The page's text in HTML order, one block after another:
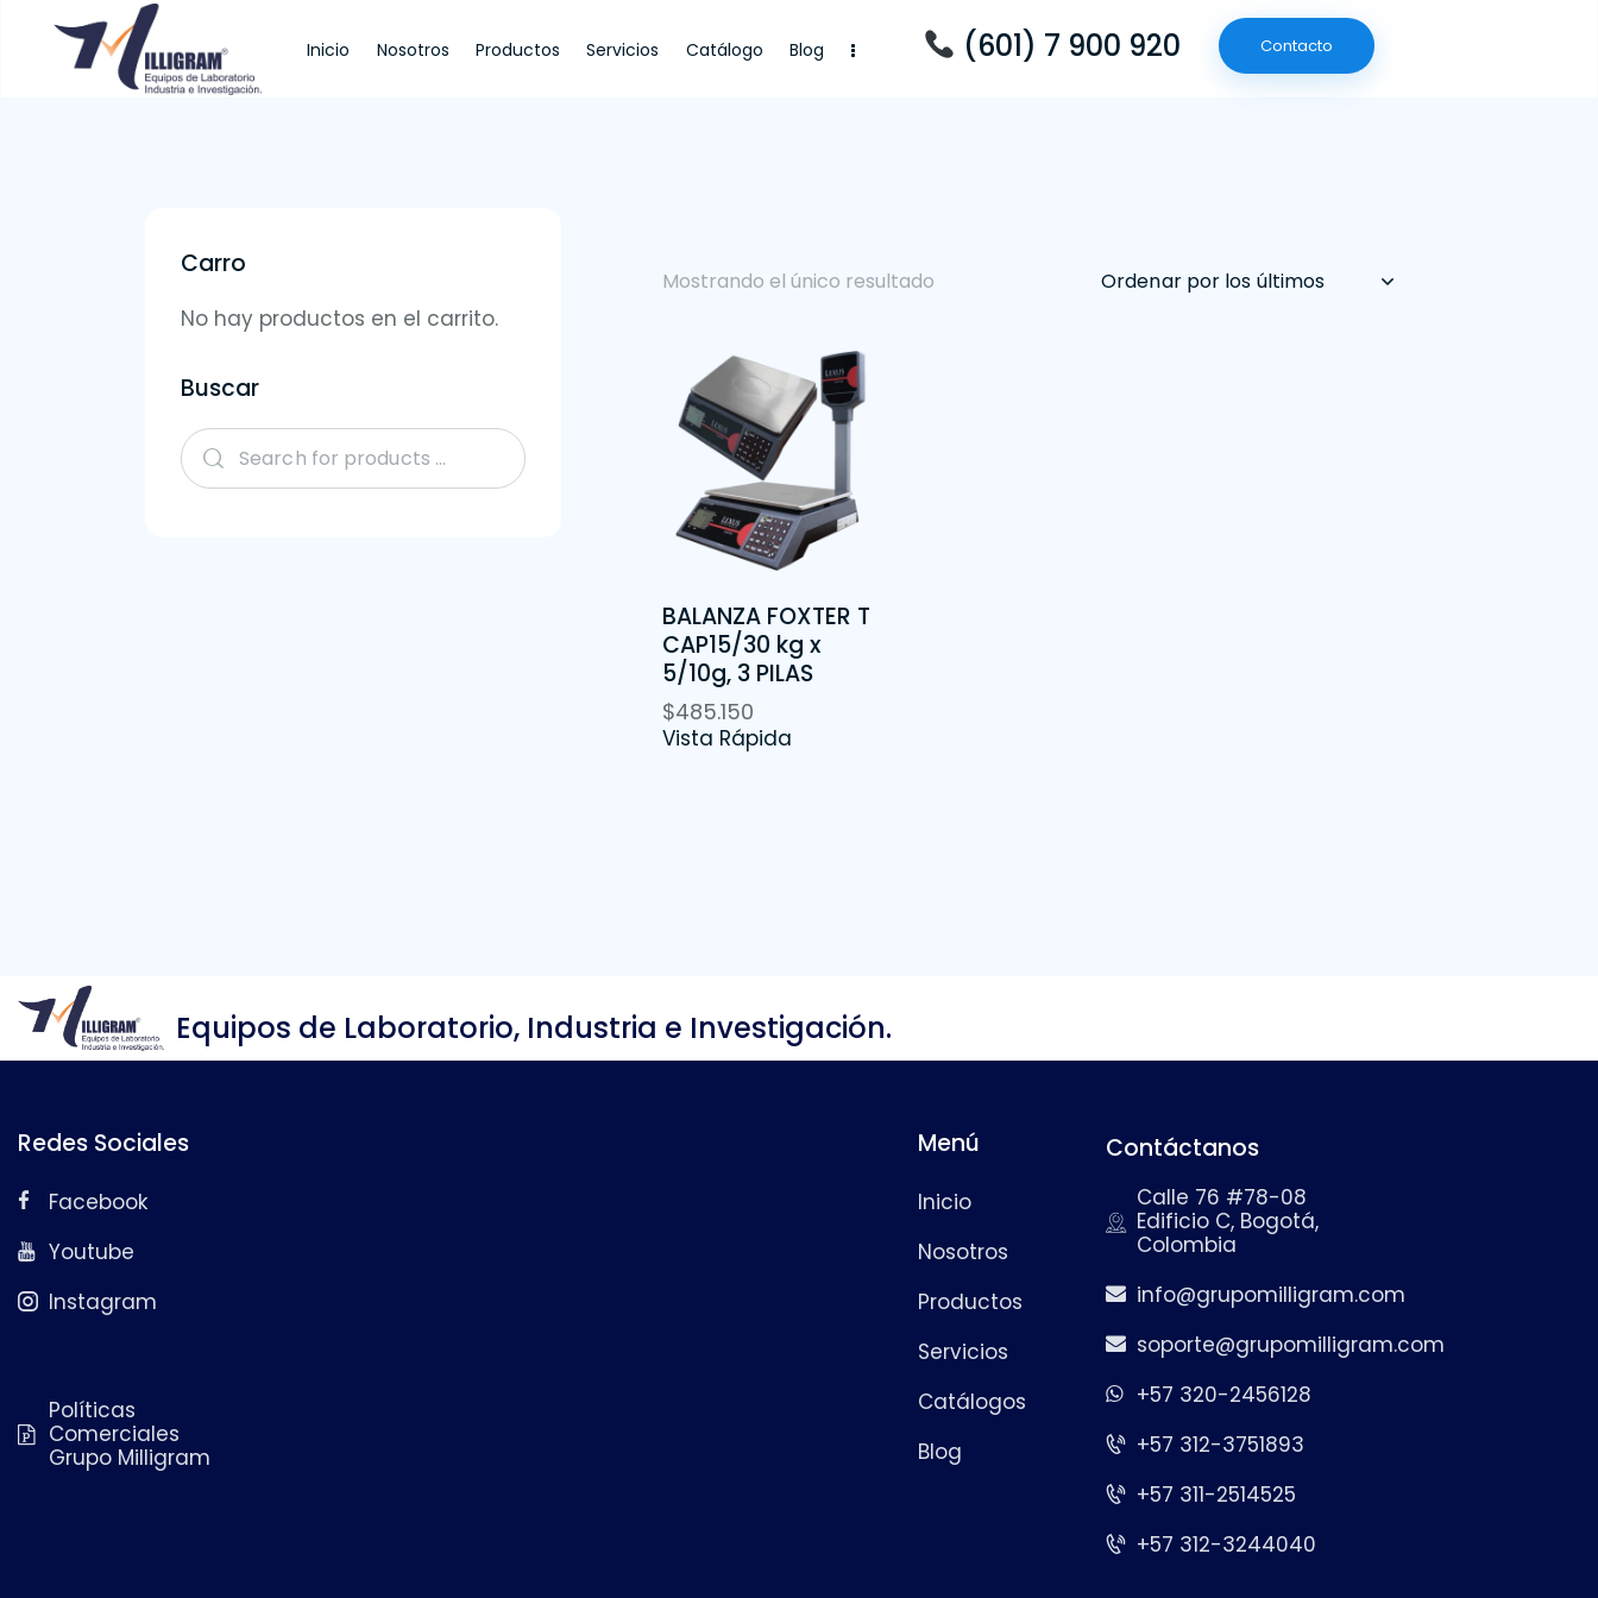
Inicio Nosotros Productos Servicios Catálogo Blog (601) 7 900 920 Contacto
Mostrando el único resultado
BALANZA FOXTER T
CAP15/30 kg x
5/10g, 3 PILAS
$485.150
Vista Rápida
Carro
No hay productos en el carrito.
Buscar
Equipos de Laboratorio, Industria e Investigación.
Redes Sociales
Facebook
Youtube
Instagram
Políticas
Comerciales
Grupo Milligram
Menú
Inicio
Nosotros
Productos
Servicios
Catálogos
Blog
Contáctanos
Calle 76 #78-08
Edificio C, Bogotá,
Colombia
info@grupomilligram.com
soporte@grupomilligram.com
+57 320-2456128
+57 312-3751893
+57 311-2514525
+57 312-3244040